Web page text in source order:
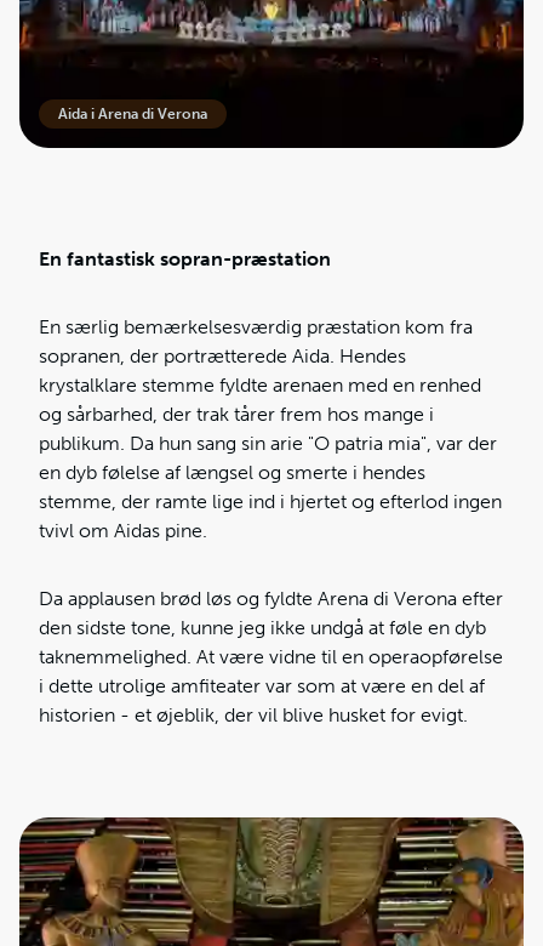
Aida i Arena di Verona
En fantastisk sopran-præstation
En særlig bemærkelsesværdig præstation kom fra
sopranen, der portrætterede Aida. Hendes
krystalklare stemme fyldte arenaen med en renhed
og sårbarhed, der trak tårer frem hos mange i
publikum. Da hun sang sin arie "O patria mia", var der
en dyb følelse af længsel og smerte i hendes
stemme, der ramte lige ind i hjertet og efterlod ingen
tvivl om Aidas pine.
Da applausen brød løs og fyldte Arena di Verona efter
den sidste tone, kunne jeg ikke undgå at føle en dyb
taknemmelighed. At være vidne til en operaopførelse
i dette utrolige amfiteater var som at være en del af
historien - et øjeblik, der vil blive husket for evigt.